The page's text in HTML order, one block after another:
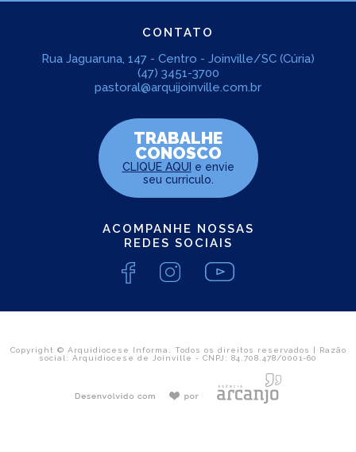
CONTATO
Rua Jaguaruna, 147 - Centro - Joinville/SC (Cúria)
(47) 3451-3700
pastoral@arquijoinville.com.br
TRABALHE
CONOSCO
CLIQUE AQUI e envie
seu curriculo.
ACOMPANHE NOSSAS
REDES SOCIAIS
Copyright © Arquidiocese Informa. Todos os direitos reservados | Razão
social: Arquidiocese de Joinville - CNPJ: 84.708.478/0001-60